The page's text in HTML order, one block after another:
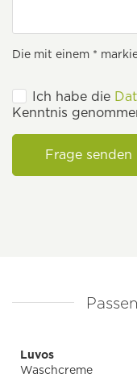
Die mit einem *
Ich habe die
Kenntnis
Frage senden
Luvos
Waschcreme